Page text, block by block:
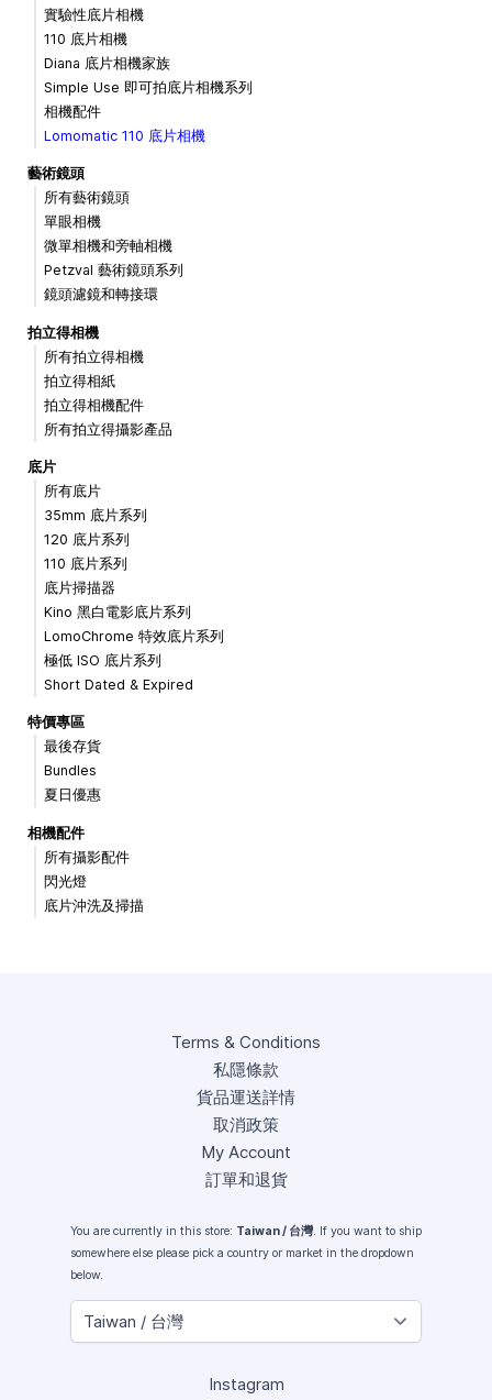
實驗性底片相機
110 底片相機
Diana 底片相機家族
Simple Use 即可拍底片相機系列
相機配件
Lomomatic 110 底片相機
藝術鏡頭
所有藝術鏡頭
單眼相機
微單相機和旁軸相機
Petzval 藝術鏡頭系列
鏡頭濾鏡和轉接環
拍立得相機
所有拍立得相機
拍立得相紙
拍立得相機配件
所有拍立得攝影產品
底片
所有底片
35mm 底片系列
120 底片系列
110 底片系列
底片掃描器
Kino 黑白電影底片系列
LomoChrome 特效底片系列
極低 ISO 底片系列
Short Dated & Expired
特價專區
最後存貨
Bundles
夏日優惠
相機配件
所有攝影配件
閃光燈
底片沖洗及掃描
Terms & Conditions
私隱條款
貨品運送詳情
取消政策
My Account
訂單和退貨
You are currently in this store: Taiwan / 台灣. If you want to ship
somewhere else please pick a country or market in the dropdown
below.
Instagram